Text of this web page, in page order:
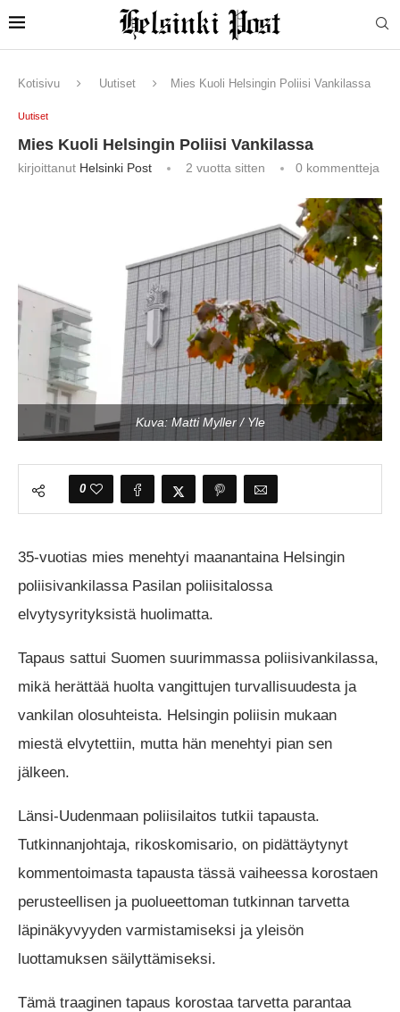
Kotisivu Uutiset Mies Kuoli Helsingin Poliisi Vankilassa
Uutiset
Mies Kuoli Helsingin Poliisi Vankilassa
kirjoittanut Helsinki Post 2 vuotta sitten 0 kommentteja
Kuva: Matti Myller / Yle
0
35-vuotias mies menehtyi maanantaina Helsingin
poliisivankilassa Pasilan poliisitalossa
elvytysyrityksistä huolimatta.
Tapaus sattui Suomen suurimmassa poliisivankilassa,
mikä herättää huolta vangittujen turvallisuudesta ja
vankilan olosuhteista. Helsingin poliisin mukaan
miestä elvytettiin, mutta hän menehtyi pian sen
jälkeen.
Länsi-Uudenmaan poliisilaitos tutkii tapausta.
Tutkinnanjohtaja, rikoskomisario, on pidättäytynyt
kommentoimasta tapausta tässä vaiheessa korostaen
perusteellisen ja puolueettoman tutkinnan tarvetta
läpinäkyvyyden varmistamiseksi ja yleisön
luottamuksen säilyttämiseksi.
Tämä traaginen tapaus korostaa tarvetta parantaa